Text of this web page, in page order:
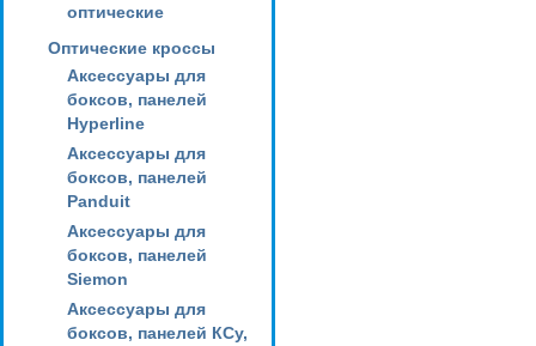
оптические
Оптические кроссы
Аксессуары для
боксов, панелей
Hyperline
Аксессуары для
боксов, панелей
Panduit
Аксессуары для
боксов, панелей
Siemon
Аксессуары для
боксов, панелей КСу,